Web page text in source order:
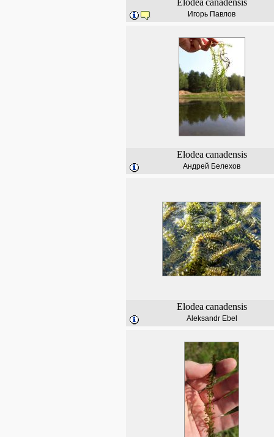
Elodea canadensis
Игорь Павлов
Elodea canadensis
Андрей Белехов
Elodea canadensis
Aleksandr Ebel